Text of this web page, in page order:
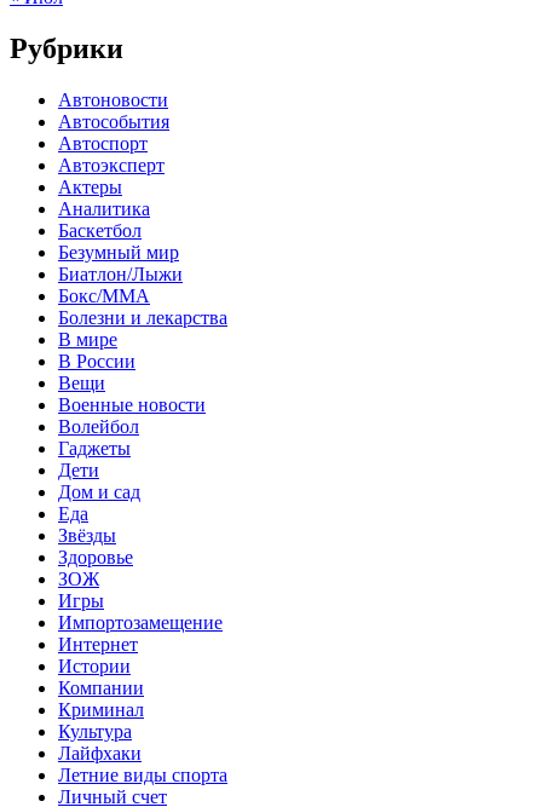
Рубрики
Автоновости
Автособытия
Автоспорт
Автоэксперт
Актеры
Аналитика
Баскетбол
Безумный мир
Биатлон/Лыжи
Бокс/MMA
Болезни и лекарства
В мире
В России
Вещи
Военные новости
Волейбол
Гаджеты
Дети
Дом и сад
Еда
Звёзды
Здоровье
ЗОЖ
Игры
Импортозамещение
Интернет
Истории
Компании
Криминал
Культура
Лайфхаки
Летние виды спорта
Личный счет